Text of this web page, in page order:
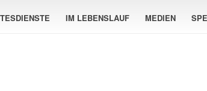
IM LEBENSLAUF MEDIEN